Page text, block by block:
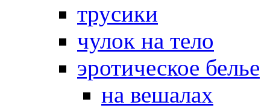
трусики
чулок на тело
эротическое белье
на вешалах